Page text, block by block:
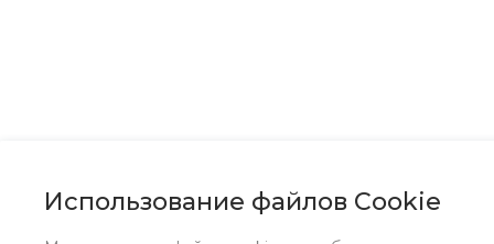
Использование файлов Cookie